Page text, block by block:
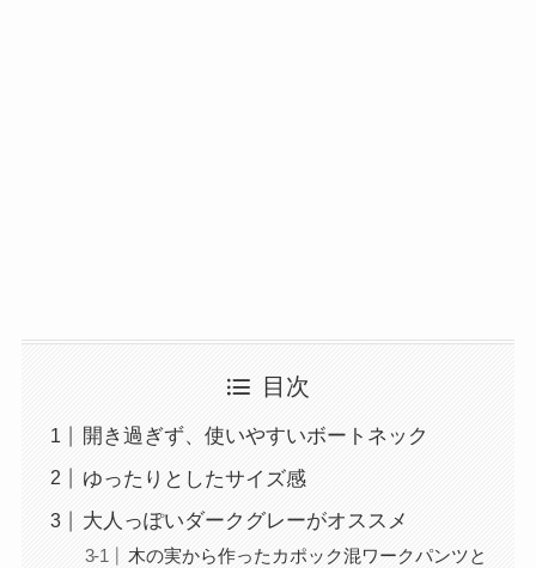
目次
開き過ぎず、使いやすいボートネック
ゆったりとしたサイズ感
大人っぽいダークグレーがオススメ
木の実から作ったカポック混ワークパンツと